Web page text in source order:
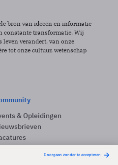
bron van ideeën en informatie
constante transformatie. Wij
leven verandert, van onze
tot onze cultuur, wetenschap
& Opleidingen